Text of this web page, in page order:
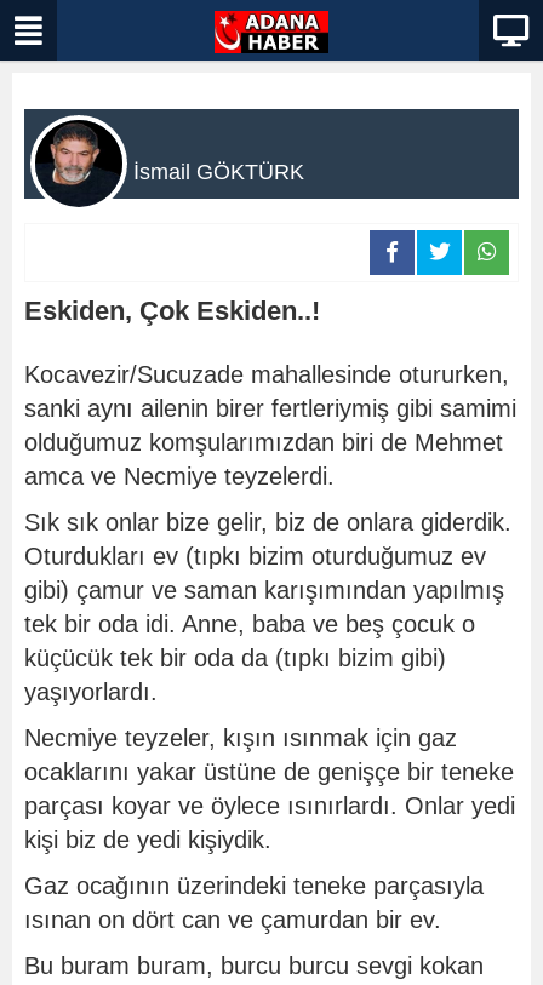
İsmail GÖKTÜRK
Eskiden, Çok Eskiden..!
Kocavezir/Sucuzade mahallesinde otururken,
sanki aynı ailenin birer fertleriymiş gibi samimi
olduğumuz komşularımızdan biri de Mehmet
amca ve Necmiye teyzelerdi.
Sık sık onlar bize gelir, biz de onlara giderdik.
Oturdukları ev (tıpkı bizim oturduğumuz ev
gibi) çamur ve saman karışımından yapılmış
tek bir oda idi. Anne, baba ve beş çocuk o
küçücük tek bir oda da (tıpkı bizim gibi)
yaşıyorlardı.
Necmiye teyzeler, kışın ısınmak için gaz
ocaklarını yakar üstüne de genişçe bir teneke
parçası koyar ve öylece ısınırlardı. Onlar yedi
kişi biz de yedi kişiydik.
Gaz ocağının üzerindeki teneke parçasıyla
ısınan on dört can ve çamurdan bir ev.
Bu buram buram, burcu burcu sevgi kokan